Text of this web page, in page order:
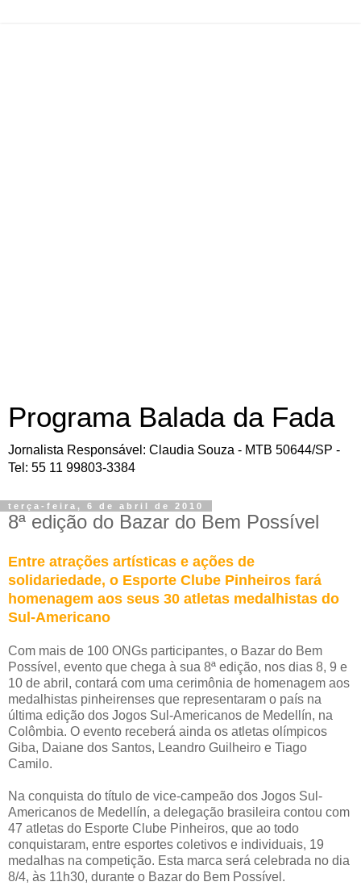
Programa Balada da Fada
Jornalista Responsável: Claudia Souza - MTB 50644/SP -
Tel: 55 11 99803-3384
terça-feira, 6 de abril de 2010
8ª edição do Bazar do Bem Possível
Entre atrações artísticas e ações de
solidariedade, o Esporte Clube Pinheiros fará
homenagem aos seus 30 atletas medalhistas do
Sul-Americano
Com mais de 100 ONGs participantes, o Bazar do Bem
Possível, evento que chega à sua 8ª edição, nos dias 8, 9 e
10 de abril, contará com uma cerimônia de homenagem aos
medalhistas pinheirenses que representaram o país na
última edição dos Jogos Sul-Americanos de Medellín, na
Colômbia. O evento receberá ainda os atletas olímpicos
Giba, Daiane dos Santos, Leandro Guilheiro e Tiago
Camilo.
Na conquista do título de vice-campeão dos Jogos Sul-
Americanos de Medellín, a delegação brasileira contou com
47 atletas do Esporte Clube Pinheiros, que ao todo
conquistaram, entre esportes coletivos e individuais, 19
medalhas na competição. Esta marca será celebrada no dia
8/4, às 11h30, durante o Bazar do Bem Possível.